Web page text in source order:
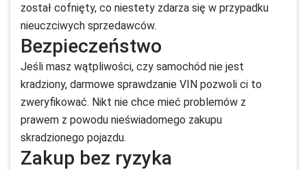
został cofnięty, co niestety zdarza się w przypadku
nieuczciwych sprzedawców.
Bezpieczeństwo
Jeśli masz wątpliwości, czy samochód nie jest
kradziony, darmowe sprawdzanie VIN pozwoli ci to
zweryfikować. Nikt nie chce mieć problemów z
prawem z powodu nieświadomego zakupu
skradzionego pojazdu.
Zakup bez ryzyka